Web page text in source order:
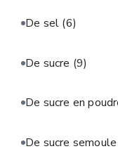
De sel (6)
De sucre (9)
De sucre en
De sucre semoule